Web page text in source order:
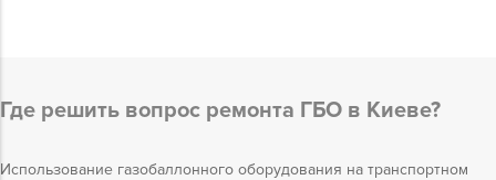
Где решить вопрос ремонта ГБО в Киеве?
Использование газобаллонного оборудования на транспортном